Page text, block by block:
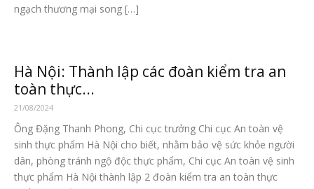
ngạch thương mại song […]
​​​​​​​Hà Nội: Thành lập các đoàn kiểm tra an
toàn thực...
21/08/2024
Ông Đặng Thanh Phong, Chi cục trưởng Chi cục An toàn vệ
sinh thực phẩm Hà Nội cho biết, nhằm bảo vệ sức khỏe người
dân, phòng tránh ngộ độc thực phẩm, Chi cục An toàn vệ sinh
thực phẩm Hà Nội thành lập 2 đoàn kiểm tra an toàn thực